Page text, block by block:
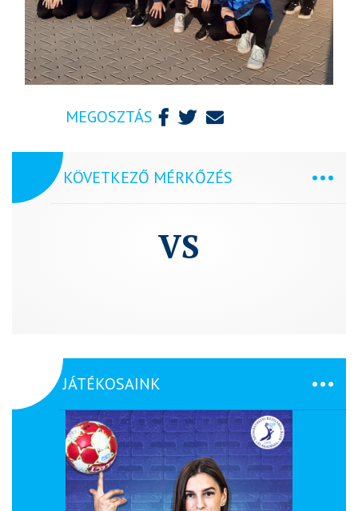
MEGOSZTÁS
KÖVETKEZŐ MÉRKŐZÉS
VS
JÁTÉKOSAINK